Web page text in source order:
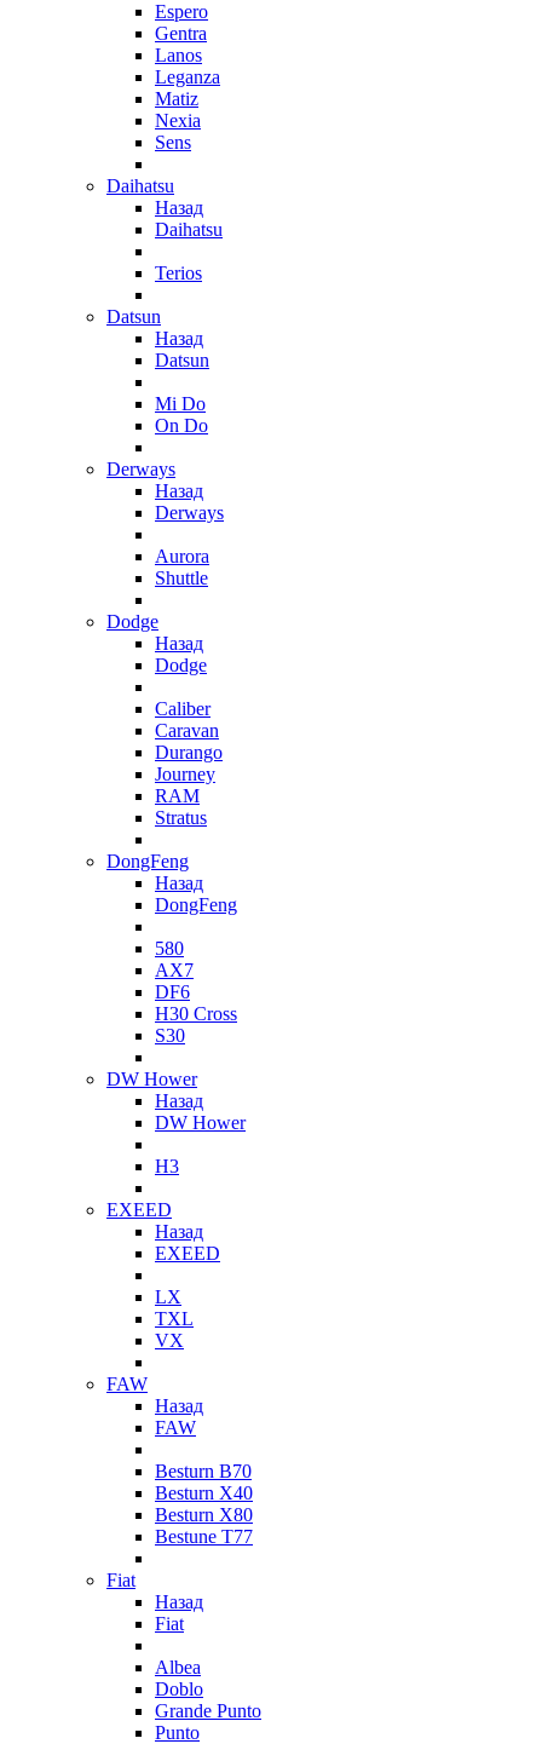
Espero
Gentra
Lanos
Leganza
Matiz
Nexia
Sens
Daihatsu
Назад
Daihatsu
Terios
Datsun
Назад
Datsun
Mi Do
On Do
Derways
Назад
Derways
Aurora
Shuttle
Dodge
Назад
Dodge
Caliber
Caravan
Durango
Journey
RAM
Stratus
DongFeng
Назад
DongFeng
580
AX7
DF6
H30 Cross
S30
DW Hower
Назад
DW Hower
H3
EXEED
Назад
EXEED
LX
TXL
VX
FAW
Назад
FAW
Besturn B70
Besturn X40
Besturn X80
Bestune T77
Fiat
Назад
Fiat
Albea
Doblo
Grande Punto
Punto